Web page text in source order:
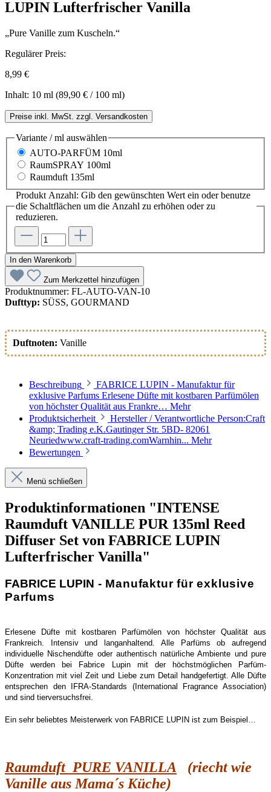
LUPIN Lufterfrischer Vanilla
„Pure Vanille zum Kuscheln.“
Regulärer Preis:
8,99 €
Inhalt: 10 ml (89,90 € / 100 ml)
Preise inkl. MwSt. zzgl. Versandkosten
Variante / ml auswählen
AUTO-PARFÜM 10ml
RaumSPRAY 100ml
Raumduft 135ml
Produkt Anzahl: Gib den gewünschten Wert ein oder benutze
die Schaltflächen um die Anzahl zu erhöhen oder zu
reduzieren.
In den Warenkorb
Zum Merkzettel hinzufügen
Produktnummer: FL-AUTO-VAN-10
Dufttyp: SÜSS, GOURMAND
Duftnoten: Vanille
Beschreibung
FABRICE LUPIN - Manufaktur für
exklusive Parfums Erlesene Düfte mit kostbaren Parfümölen
von höchster Qualität aus Frankre… Mehr
Produktsicherheit
Hersteller / Verantwortliche Person:Craft
&amp; Trading e.K.Gautinger Str. 5BD- 82061
Neuriedwww.craft-trading.comWarnhin... Mehr
Bewertungen
Menü schließen
Produktinformationen "INTENSE
Raumduft VANILLE PUR 135ml Reed
Diffuser Set von FABRICE LUPIN
Lufterfrischer Vanilla"
FABRICE LUPIN - Manufaktur für exklusive
Parfums
Erlesene Düfte mit kostbaren Parfümölen von höchster Qualität aus
Frankreich. Intensiv und langanhaltend.Alle Parfüms ob aufregend
individuelle Nischendüfte oder authentisch natürliche Ambiente und pure
Düfte werden bei Fabrice Lupin mit der höchstmöglichen Parfüm-
Konzentration mit viel Zeit und Liebe zum Detail handgefertigt. Alle Düfte
entsprechen den IFRA-Standards (International Fragrance Association)
und sind tierversuchsfrei
Ein sehr beliebtes Meisterwerk von FABRICE LUPIN ist zum Beispiel…
Raumduft PURE VANILLA (riecht wie
Vanille aus Mama´s Küche)